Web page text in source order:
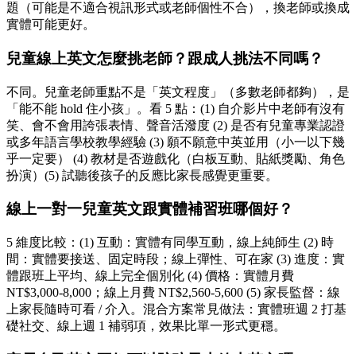
題（可能是不適合視訊形式或老師個性不合），換老師或換成
實體可能更好。
兒童線上英文怎麼挑老師？跟成人挑法不同嗎？
不同。兒童老師重點不是「英文程度」（多數老師都夠），是
「能不能 hold 住小孩」。看 5 點：(1) 自介影片中老師有沒有
笑、會不會用誇張表情、聲音活潑度 (2) 是否有兒童專業認證
或多年語言學校教學經驗 (3) 願不願意中英並用（小一以下幾
乎一定要） (4) 教材是否遊戲化（白板互動、貼紙獎勵、角色
扮演）(5) 試聽後孩子的反應比家長感覺更重要。
線上一對一兒童英文跟實體補習班哪個好？
5 維度比較：(1) 互動：實體有同學互動，線上純師生 (2) 時
間：實體要接送、固定時段；線上彈性、可在家 (3) 進度：實
體跟班上平均、線上完全個別化 (4) 價格：實體月費
NT$3,000-8,000；線上月費 NT$2,560-5,600 (5) 家長監督：線
上家長隨時可看 / 介入。混合方案常見做法：實體班週 2 打基
礎社交、線上週 1 補弱項，效果比單一形式更穩。